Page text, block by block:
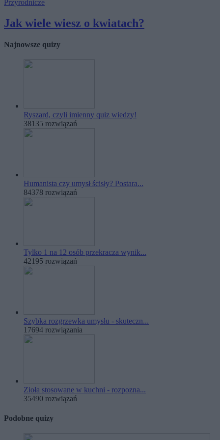
Przyrodnicze
Jak wiele wiesz o kwiatach?
Najnowsze quizy
Ryszard, czyli imienny quiz wiedzy!
38135 rozwiązań
Humanista czy umysł ścisły? Postara...
84378 rozwiązań
Tylko 1 na 12 osób przekracza wynik...
42195 rozwiązań
Szybka rozgrzewka umysłu - skuteczn...
17694 rozwiązania
Zioła stosowane w kuchni - rozpozna...
35490 rozwiązań
Podobne quizy